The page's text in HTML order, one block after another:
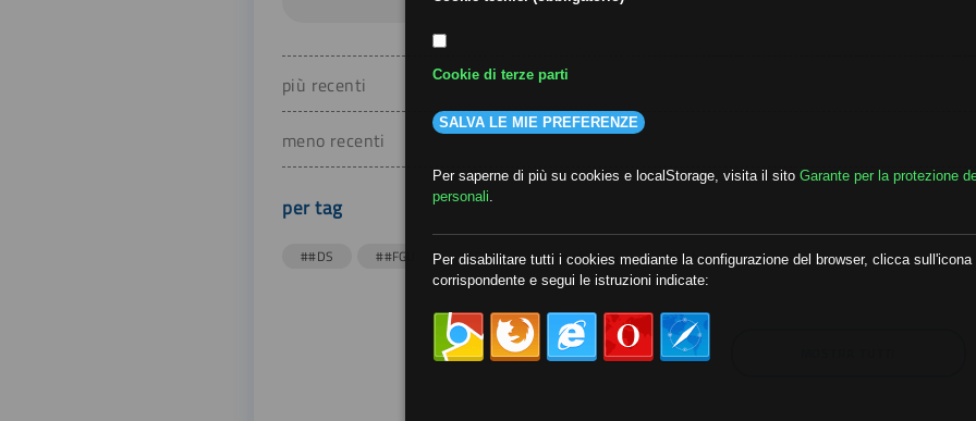
più recenti
meno recenti
per tag
##DS ##FGU ##Gilda ##audoizioni ##autonomia
Cookie di terze parti
SALVA LE MIE PREFERENZE
Per saperne di più su cookies e localStorage, visita il sito Garante per la protezione
personali
Per disabilitare tutti i cookies mediante la configurazione del browser, clicca sull'icona
corrispondente e segui le istruzioni indicate: